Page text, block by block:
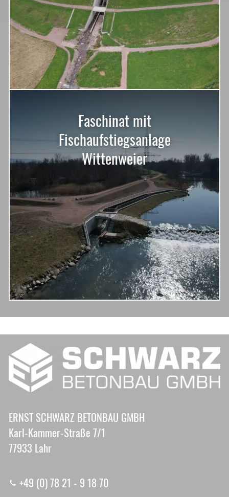
Faschinat mit
Fischaufstiegsanlage
Wittenweier
ERNST SCHWARZ BETONBAU GMBH
Karl-Kammer-Straße 7/1
77933 Lahr
+49 (0) 78 21 - 9 18 70